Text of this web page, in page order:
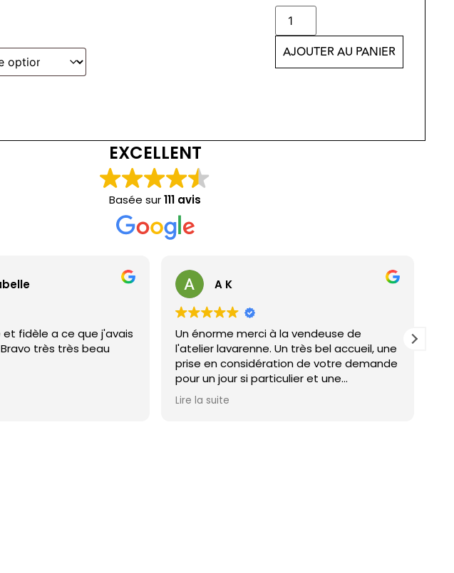
AJOUTER AU PANIER
EXCELLENT
Basée sur111 avis
fidèle a ce que j'avais
très très beau
A K
Un énorme merci à la vendeuse de
l'atelier lavarenne. Un très bel accueil, une
prise en considération de votre demande
pour un jour si particulier et une
composition si belle... voilà de quoi rendre
heureuse !!!!
Lire la suite